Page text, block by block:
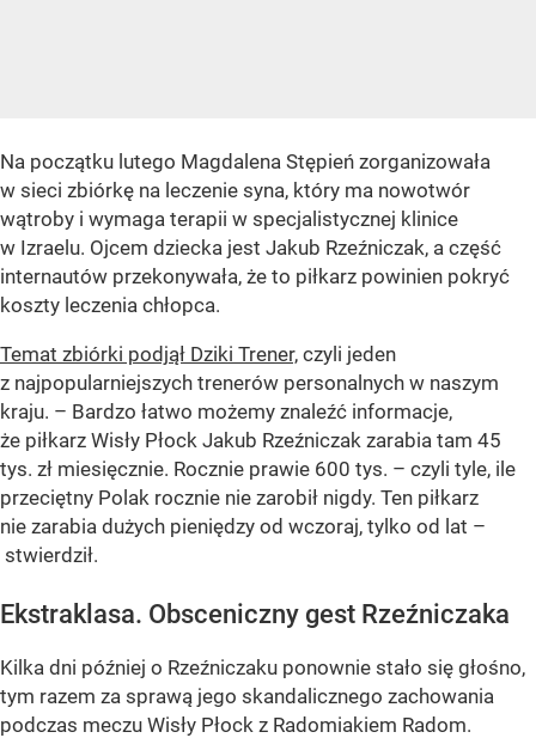
Na początku lutego Magdalena Stępień zorganizowała
w sieci zbiórkę na leczenie syna, który ma nowotwór
wątroby i wymaga terapii w specjalistycznej klinice
w Izraelu. Ojcem dziecka jest Jakub Rzeźniczak, a część
internautów przekonywała, że to piłkarz powinien pokryć
koszty leczenia chłopca.
Temat zbiórki podjął Dziki Trener, czyli jeden
z najpopularniejszych trenerów personalnych w naszym
kraju. – Bardzo łatwo możemy znaleźć informacje,
że piłkarz Wisły Płock Jakub Rzeźniczak zarabia tam 45
tys. zł miesięcznie. Rocznie prawie 600 tys. – czyli tyle, ile
przeciętny Polak rocznie nie zarobił nigdy. Ten piłkarz
nie zarabia dużych pieniędzy od wczoraj, tylko od lat –
stwierdził.
Ekstraklasa. Obsceniczny gest Rzeźniczaka
Kilka dni później o Rzeźniczaku ponownie stało się głośno,
tym razem za sprawą jego skandalicznego zachowania
podczas meczu Wisły Płock z Radomiakiem Radom.